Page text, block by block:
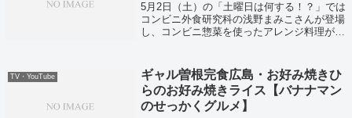
5月2日（土）の「土曜日は何する！？」では
コンビニ外食研究科の浅野まみこさんが登場
し、コンビニ惣菜を使ったアレンジ料理が紹
TV・YouTube
ギャル曽根完食広島・お好み焼きひ
らのお好み焼きライス【バナナマン
のせっかくグルメ】